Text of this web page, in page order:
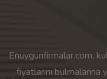
Enuygunfirmalar.com,
fiyatlarını